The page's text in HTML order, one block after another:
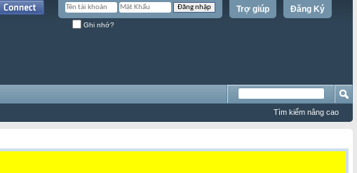
Đăng Ký
Trợ giúp
Ghi nhớ?
Tìm kiếm nâng cao